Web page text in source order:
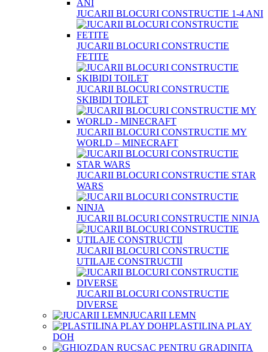
JUCARII BLOCURI CONSTRUCTIE 1-4 ANI
JUCARII BLOCURI CONSTRUCTIE
FETITE
JUCARII BLOCURI CONSTRUCTIE
SKIBIDI TOILET
JUCARII BLOCURI CONSTRUCTIE MY
WORLD – MINECRAFT
JUCARII BLOCURI CONSTRUCTIE STAR
WARS
JUCARII BLOCURI CONSTRUCTIE NINJA
JUCARII BLOCURI CONSTRUCTIE
UTILAJE CONSTRUCTII
JUCARII BLOCURI CONSTRUCTIE
DIVERSE
JUCARII LEMN
PLASTILINA PLAY
DOH